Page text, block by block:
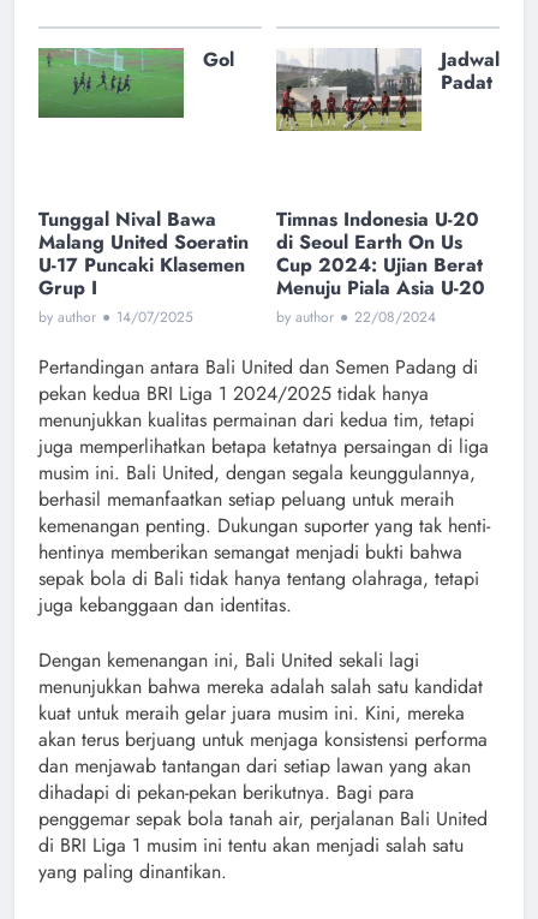
Gol
Tunggal Nival Bawa
Malang United Soeratin
U-17 Puncaki Klasemen
Grup I
by author ● 14/07/2025
Jadwal
Padat
Timnas Indonesia U-20
di Seoul Earth On Us
Cup 2024: Ujian Berat
Menuju Piala Asia U-20
by author ● 22/08/2024
Pertandingan antara Bali United dan Semen Padang di
pekan kedua BRI Liga 1 2024/2025 tidak hanya
menunjukkan kualitas permainan dari kedua tim, tetapi
juga memperlihatkan betapa ketatnya persaingan di liga
musim ini. Bali United, dengan segala keunggulannya,
berhasil memanfaatkan setiap peluang untuk meraih
kemenangan penting. Dukungan suporter yang tak henti-
hentinya memberikan semangat menjadi bukti bahwa
sepak bola di Bali tidak hanya tentang olahraga, tetapi
juga kebanggaan dan identitas.
Dengan kemenangan ini, Bali United sekali lagi
menunjukkan bahwa mereka adalah salah satu kandidat
kuat untuk meraih gelar juara musim ini. Kini, mereka
akan terus berjuang untuk menjaga konsistensi performa
dan menjawab tantangan dari setiap lawan yang akan
dihadapi di pekan-pekan berikutnya. Bagi para
penggemar sepak bola tanah air, perjalanan Bali United
di BRI Liga 1 musim ini tentu akan menjadi salah satu
yang paling dinantikan.